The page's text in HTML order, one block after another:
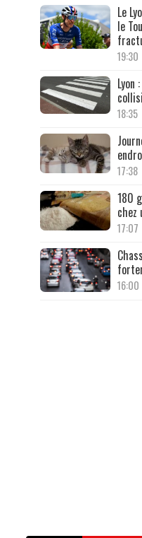
Le
le
19:30
Lyon
18:35
17:38
180
chez
17:07
16:00